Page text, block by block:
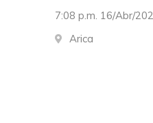
7:08 p.m. 16/Abr/
Arica